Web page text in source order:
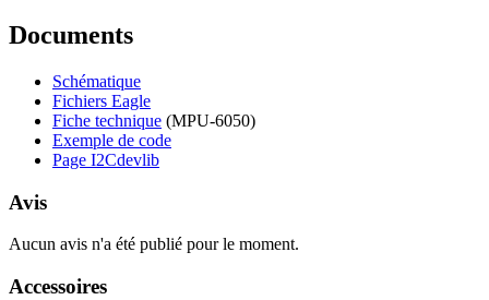
Documents
Schématique
Fichiers Eagle
Fiche technique (MPU-6050)
Exemple de code
Page I2Cdevlib
Avis
Aucun avis n'a été publié pour le moment.
Accessoires